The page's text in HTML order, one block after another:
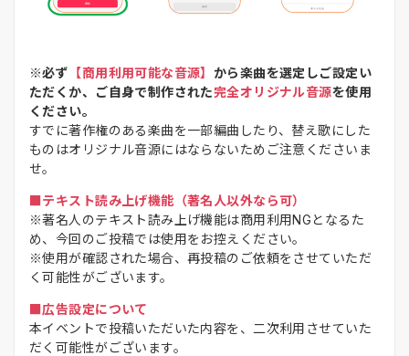
※必ず 【商用利用可能な音源】 から楽曲を選定しご設定い
ただくか、ご自身で制作された完全オリジナル音源を使用
ください。
すでに著作権のある楽曲を一部編曲したり、替え歌にした
ものはオリジナル音源にはならないためご注意くださいま
せ。
■テキスト読み上げ機能（著名人以外なら可）
※著名人のテキスト読み上げ機能は商用利用NGとなるた
め、今回のご投稿では使用をお控えください。
※使用が確認された場合、再投稿のご依頼をさせていただ
く可能性がございます。
■広告設定について
本イベントで投稿いただいた内容を、二次利用させていた
だく可能性がございます。